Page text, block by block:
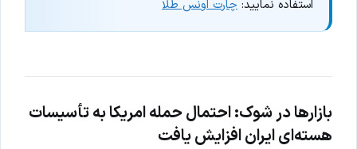
استفاده نمایید: چارت اونس طلا
بازارها در شوک: احتمال حمله امریکا به تأسیسات
هسته‌ای ایران افزایش یافت